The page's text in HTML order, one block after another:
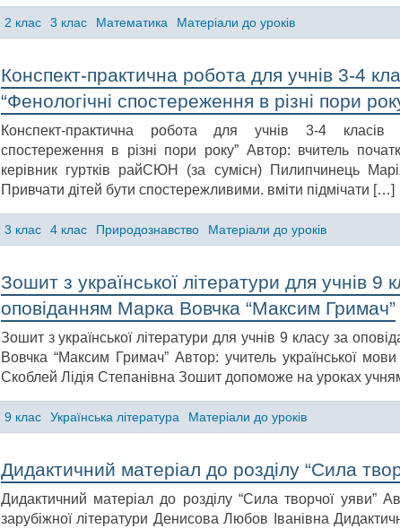
2 клас 3 клас Математика Матеріали до уроків
Конспект-практична робота для учнів 3-4
“Фенологічні спостереження в різні пори
Конспект-практична робота для учнів 3-4 класів
спостереження в різні пори року” Автор: вчитель
керівник гуртків райСЮН (за сумісн) Пилипчинець
Привчати дітей бути спостережливими. вміти підмічати […]
3 клас 4 клас Природознавство Матеріали до уроків
Зошит з української літератури для учнів 9
оповіданням Марка Вовчка “Максим Гримач”
Зошит з української літератури для учнів 9 класу за
Вовчка “Максим Гримач” Автор: учитель української мови
Скоблей Лідія Степанівна Зошит допоможе на уроках
9 клас Українська література Матеріали до уроків
Дидактичний матеріал до розділу “Сила
Дидактичний матеріал до розділу “Сила творчої уяви”
зарубіжної літератури Денисова Любов Іванівна